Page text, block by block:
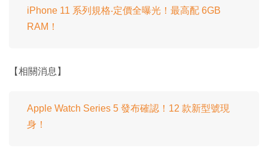
iPhone 11 系列規格‧定價全曝光！最高配 6GB
RAM！
【相關消息】
Apple Watch Series 5 發布確認！12 款新型號現
身！